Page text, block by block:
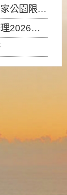
間及行為」，自即日生效。
關事宜，因颱風備案事宜